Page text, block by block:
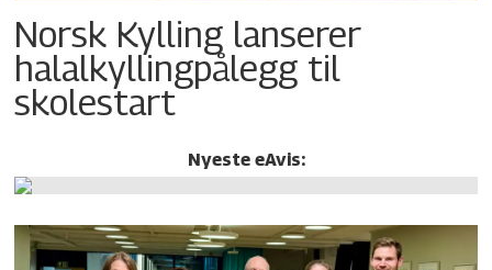
Norsk Kylling lanserer
halalkylling­pålegg til
skolestart
Nyeste eAvis: